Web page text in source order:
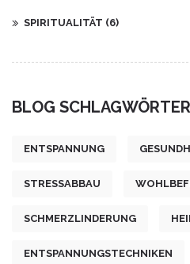
SPIRITUALITÄT (6)
BLOG SCHLAGWÖRTER
ENTSPANNUNG
STRESSABBAU
SCHMERZLINDERUNG
ENTSPANNUNGSTECHNIKEN